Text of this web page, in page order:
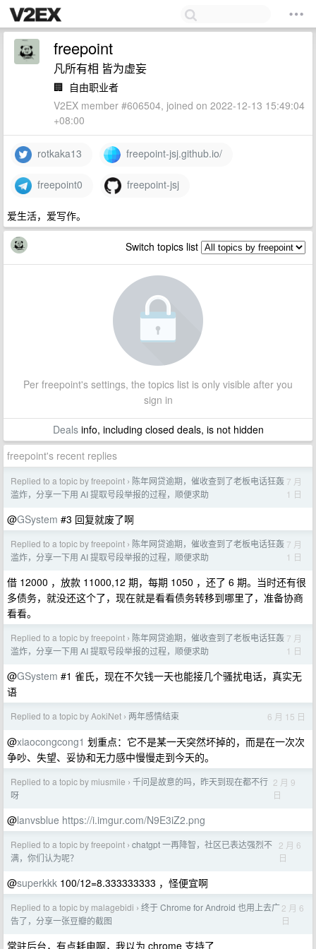
freepoint
凡所有相 皆为虚妄
🏢 自由职业者
V2EX member #606504, joined on 2022-12-13 15:49:04
+08:00
rotkaka13 freepoint-jsj.github.io/
freepoint0 freepoint-jsj
爱生活，爱写作。
Switch topics list
Per freepoint's settings, the topics list is only visible after you
sign in
Dealsinfo, including closed deals, is not hidden
freepoint's recent replies
Replied to a topic by freepoint › 陈年网贷逾期，催收查到了老板电话狂轰
滥炸，分享一下用 AI 提取号段举报的过程，顺便求助
7 月
1 日
@GSystem #3 回复就废了啊
Replied to a topic by freepoint › 陈年网贷逾期，催收查到了老板电话狂轰
滥炸，分享一下用 AI 提取号段举报的过程，顺便求助
7 月
1 日
借 12000 ，放款 11000,12 期，每期 1050 ，还了 6 期。当时还有很
多债务，就没还这个了，现在就是看看债务转移到哪里了，准备协商
看看。
Replied to a topic by freepoint › 陈年网贷逾期，催收查到了老板电话狂轰
滥炸，分享一下用 AI 提取号段举报的过程，顺便求助
7 月
1 日
@GSystem #1 雀氏，现在不欠钱一天也能接几个骚扰电话，真实无
语
Replied to a topic by AokiNet › 两年感情结束 6 月 15 日
@xiaocongcong1 划重点：它不是某一天突然坏掉的，而是在一次次
争吵、失望、妥协和无力感中慢慢走到今天的。
Replied to a topic by miusmile › 千问是故意的吗，昨天到现在都不行
呀
2 月 9
日
@lanvsblue https://i.imgur.com/N9E3iZ2.png
Replied to a topic by freepoint › chatgpt 一再降智，社区已表达强烈不
满，你们认为呢？
2 月 6
日
@superkkk 100/12=8.333333333 ，怪便宜啊
Replied to a topic by malagebidi › 终于 Chrome for Android 也用上去广
告了，分享一张豆瓣的截图
2 月 6
日
常驻后台，有点耗电啊，我以为 chrome 支持了